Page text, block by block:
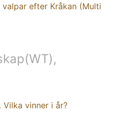
efter Kråkan (Multi
Vilka vinner i år?